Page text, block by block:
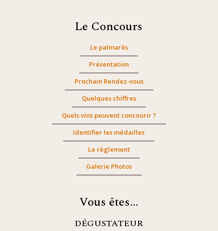
Le Concours
Le palmarès
Présentation
Prochain Rendez-vous
Quelques chiffres
Quels vins peuvent concourir ?
Identifier les médailles
Le règlement
Galerie Photos
Vous êtes…
DÉGUSTATEUR